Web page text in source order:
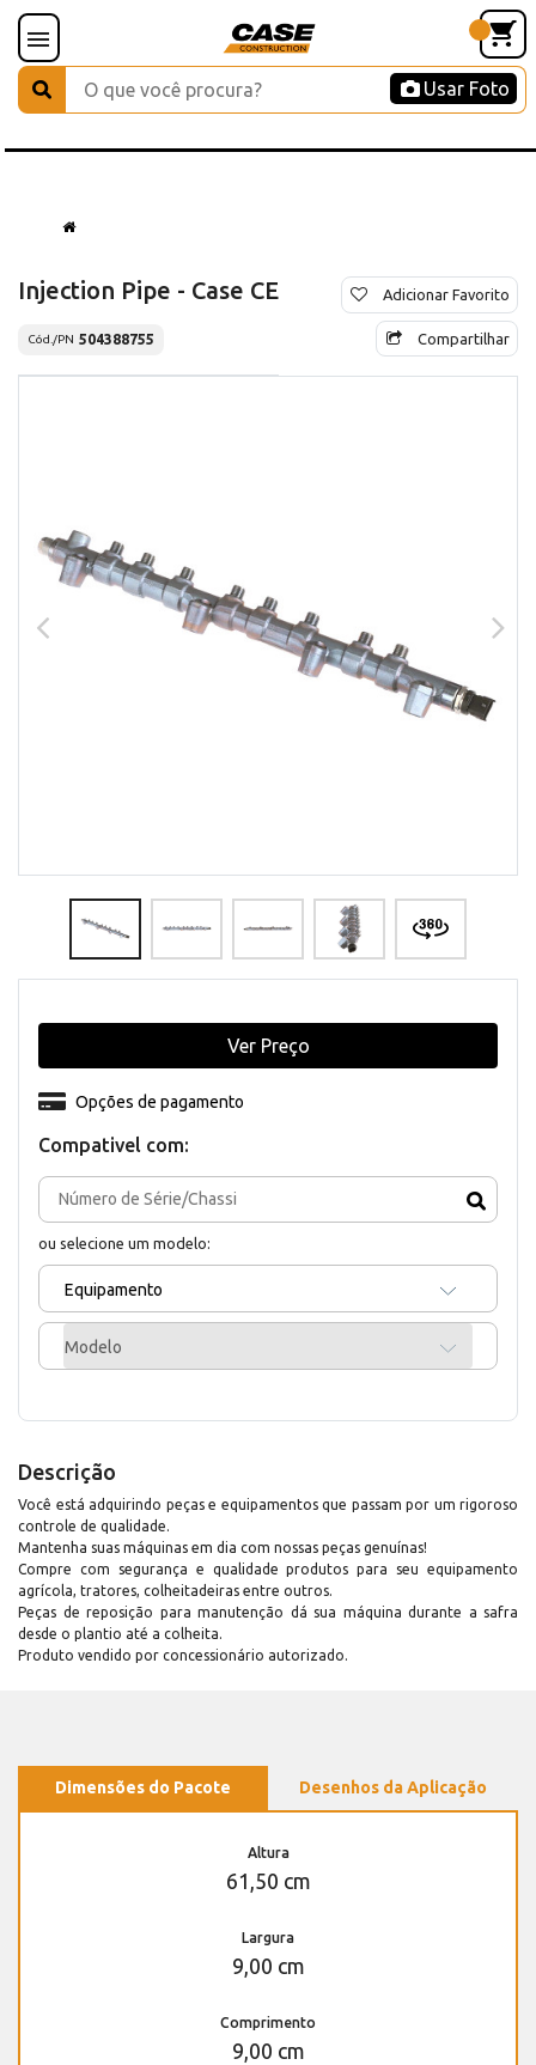
Usar Foto
Injection Pipe - Case CE
Cód./PN 504388755
Adicionar Favorito
Compartilhar
Compativel com:
ou selecione um modelo:
Equipamento
Modelo
Opções de pagamento
Ver Preço
Descrição
Você está adquirindo peças e equipamentos que passam por um rigoroso
controle de qualidade.
Mantenha suas máquinas em dia com nossas peças genuínas!
Compre com segurança e qualidade produtos para seu equipamento
agrícola, tratores, colheitadeiras entre outros.
Peças de reposição para manutenção dá sua máquina durante a safra
desde o plantio até a colheita.
Produto vendido por concessionário autorizado.
Dimensões do Pacote Desenhos da Aplicação
Altura
61,50 cm
Largura
9,00 cm
Comprimento
9,00 cm